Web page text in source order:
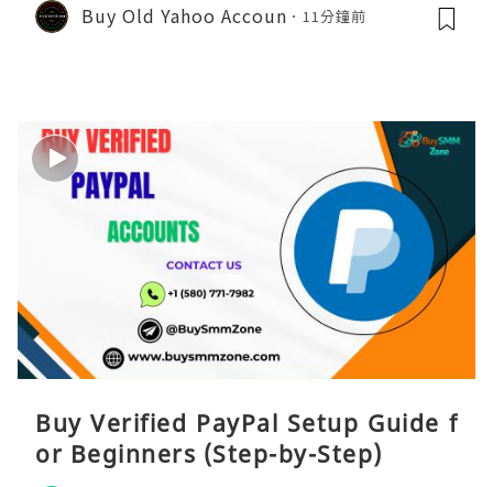
Buy Old Yahoo Accoun 11分鐘前
Buy Verified PayPal Setup Guide f
or Beginners (Step-by-Step)